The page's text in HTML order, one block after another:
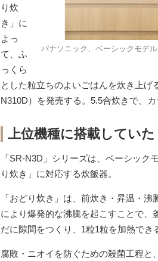
パナソニック、ベーシックモデ
り炊
き」に
よっ
て、ふ
っくら
とした粒立ちのよいごはんを炊き上
N310D）を発売する。5.5合炊きで、
上位機種に搭載してい
「SR-N3D」シリーズは、ベーシッ
り炊き」に対応する炊飯器。
「おどり炊き」は、前炊き・昇温・
により爆発的な沸騰を起こすことで、
だに隙間をつくり、1粒1粒を加熱でき
腐敗・ニオイを防ぐための殺菌工程と